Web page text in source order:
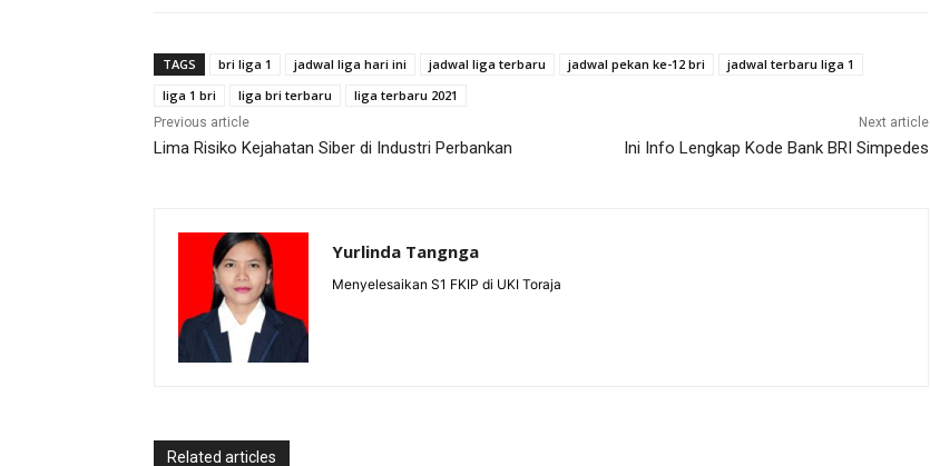
TAGS bri liga 1 jadwal liga hari ini jadwal liga terbaru jadwal pekan ke-12 bri
jadwal terbaru liga 1
liga 1 bri
liga bri terbaru liga terbaru 2021
Previous article
Lima Risiko Kejahatan Siber di Industri Perbankan
Next article
Ini Info Lengkap Kode Bank BRI Simpedes
Yurlinda Tangnga
Menyelesaikan S1 FKIP di UKI Toraja
Related articles